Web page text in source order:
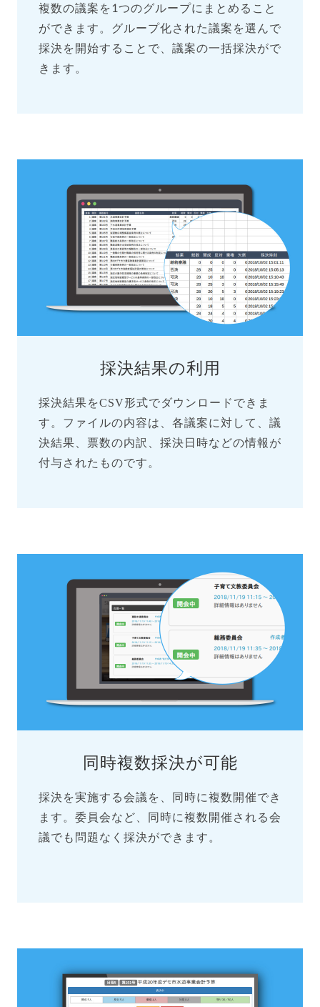
複数の議案を1つのグループにまとめること
ができます。グループ化された議案を選んで
採決を開始することで、議案の一括採決がで
きます。
採決結果の利用
採決結果をCSV形式でダウンロードできま
す。ファイルの内容は、各議案に対して、議
決結果、票数の内訳、採決日時などの情報が
付与されたものです。
同時複数採決が可能
採決を実施する会議を、同時に複数開催でき
ます。委員会など、同時に複数開催される会
議でも問題なく採決ができます。